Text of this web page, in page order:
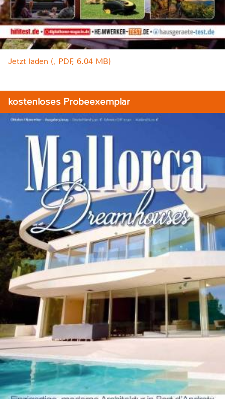
Jetzt laden (, PDF, 6.04 MB)
kostenloses Probeexemplar